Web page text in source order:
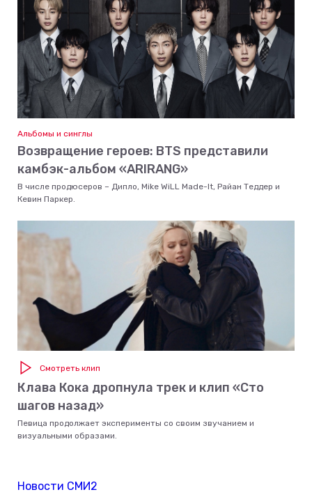
Альбомы и синглы
Возвращение героев: BTS представили
камбэк-альбом «ARIRANG»
В числе продюсеров – Дипло, Mike WiLL Made-It, Райан Теддер и
Кевин Паркер.
Смотреть клип
Клава Кока дропнула трек и клип «Сто
шагов назад»
Певица продолжает эксперименты со своим звучанием и
визуальными образами.
Новости СМИ2